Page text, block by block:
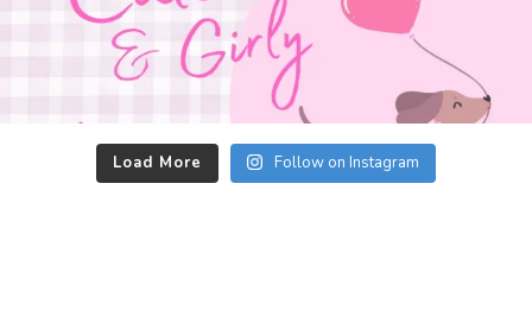
Load More Follow on Instagram